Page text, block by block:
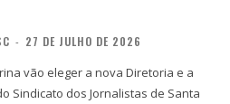
- 27 DE JULHO DE 2026
vão eleger a nova Diretoria e a
Sindicato dos Jornalistas de Santa